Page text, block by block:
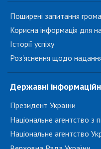
Поширені запитання
Корисна інформація для
Історії успіху
Роз'яснення щодо
Державні
Президент України
Національне агентство з
Національне агентство